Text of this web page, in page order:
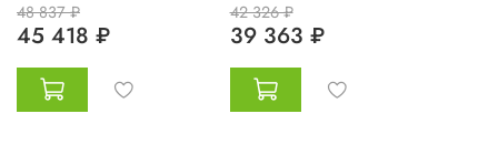
48 837 ₽
45 418 ₽
42 326 ₽
39 363 ₽